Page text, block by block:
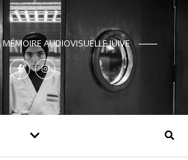
AUDIOVISUELLE JUIVE